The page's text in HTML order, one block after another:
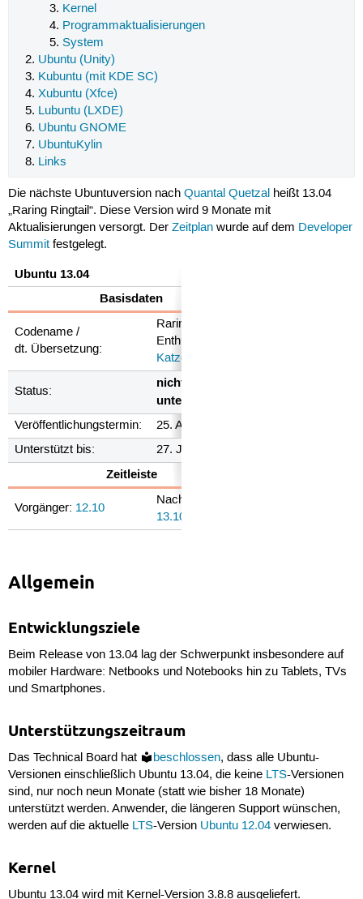
Kernel
Programmaktualisierungen
System
Ubuntu (Unity)
Kubuntu (mit KDE SC)
Xubuntu (Xfce)
Lubuntu (LXDE)
Ubuntu GNOME
UbuntuKylin
Links
Die nächste Ubuntuversion nach Quantal Quetzalheißt 13.04
„Raring Ringtail“. Diese Version wird 9 Monate mit
Aktualisierungen versorgt. Der Zeitplanwurde auf dem Developer
Summitfestgelegt.
Ubuntu 13.04
Basisdaten
Codename /
dt. Übersetzung:
Raring Ringtail /
Enthusiastisches
Katzenfrett
Status:
nicht mehr
unterstützt
Veröffentlichungstermin:
25. April 2013
Unterstützt bis:
27. Januar 2014
Zeitleiste
Vorgänger: 12.10
Nachfolger:
13.10
Allgemein
Entwicklungsziele
Beim Release von 13.04 lag der Schwerpunkt insbesondere auf
mobiler Hardware: Netbooks und Notebooks hin zu Tablets, TVs
und Smartphones.
Unterstützungszeitraum
Das Technical Board hat beschlossen, dass alle Ubuntu-
Versionen einschließlich Ubuntu 13.04, die keine LTS-Versionen
sind, nur noch neun Monate (statt wie bisher 18 Monate)
unterstützt werden. Anwender, die längeren Support wünschen,
werden auf die aktuelle LTS-Version Ubuntu 12.04verwiesen.
Kernel
Ubuntu 13.04 wird mit Kernel-Version 3.8.8 ausgeliefert.